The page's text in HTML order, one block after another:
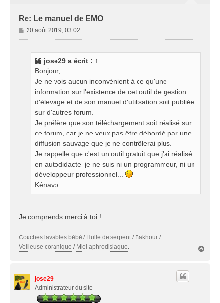
Re: Le manuel de EMO
M
e
20 août 2019, 03:02
jose29 a écrit : ↑
Bonjour,
Je ne vois aucun inconvénient à ce qu'une
information sur l'existence de cet outil de gestion
d'élevage et de son manuel d'utilisation soit publiée
sur d'autres forum.
Je préfère que son téléchargement soit réalisé sur
ce forum, car je ne veux pas être débordé par une
diffusion sauvage que je ne contrôlerai plus.
Je rappelle que c'est un outil gratuit que j'ai réalisé
en autodidacte: je ne suis ni un programmeur, ni un
développeur professionnel...
Kénavo
Je comprends merci à toi !
Couches lavables bébé / Huile de serpent/ Bakhour /
Veilleuse coranique / Miel aphrodisiaque.
jose29
Administrateur du site